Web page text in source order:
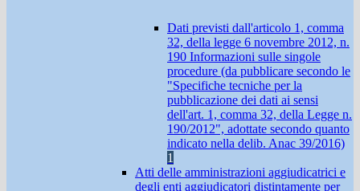
Dati previsti dall'articolo 1, comma
32, della legge 6 novembre 2012, n.
190 Informazioni sulle singole
procedure (da pubblicare secondo le
"Specifiche tecniche per la
pubblicazione dei dati ai sensi
dell'art. 1, comma 32, della Legge n.
190/2012", adottate secondo quanto
indicato nella delib. Anac 39/2016)
1
Atti delle amministrazioni aggiudicatrici e
degli enti aggiudicatori distintamente per